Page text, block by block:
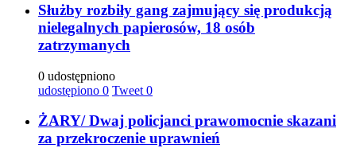
Służby rozbiły gang zajmujący się produkcją
nielegalnych papierosów, 18 osób
zatrzymanych
0 udostępniono
udostępiono 0 Tweet 0
ŻARY/ Dwaj policjanci prawomocnie skazani
za przekroczenie uprawnień